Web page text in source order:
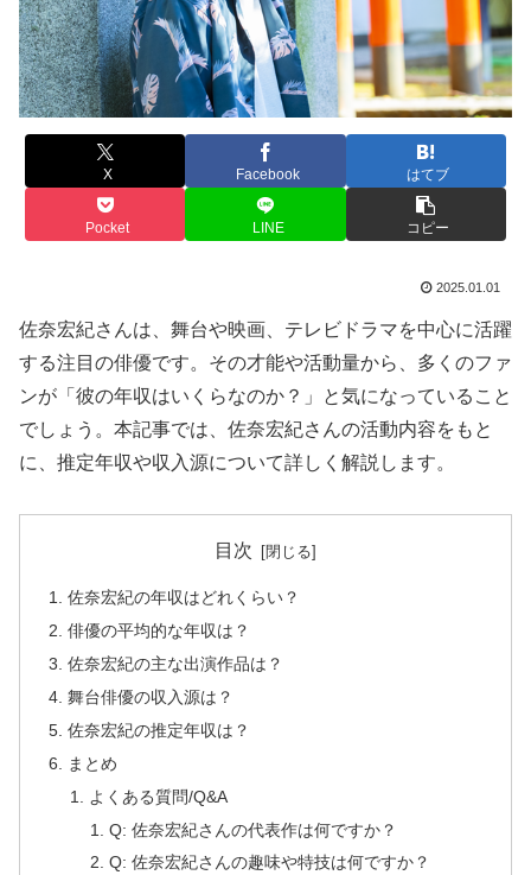
X Facebook はてブ
Pocket LINE コピー
2025.01.01
佐奈宏紀さんは、舞台や映画、テレビドラマを中心に活躍
する注目の俳優です。その才能や活動量から、多くのファ
ンが「彼の年収はいくらなのか？」と気になっていること
でしょう。本記事では、佐奈宏紀さんの活動内容をもと
に、推定年収や収入源について詳しく解説します。
目次
佐奈宏紀の年収はどれくらい？
俳優の平均的な年収は？
佐奈宏紀の主な出演作品は？
舞台俳優の収入源は？
佐奈宏紀の推定年収は？
まとめ
よくある質問/Q&A
Q: 佐奈宏紀さんの代表作は何ですか？
Q: 佐奈宏紀さんの趣味や特技は何ですか？